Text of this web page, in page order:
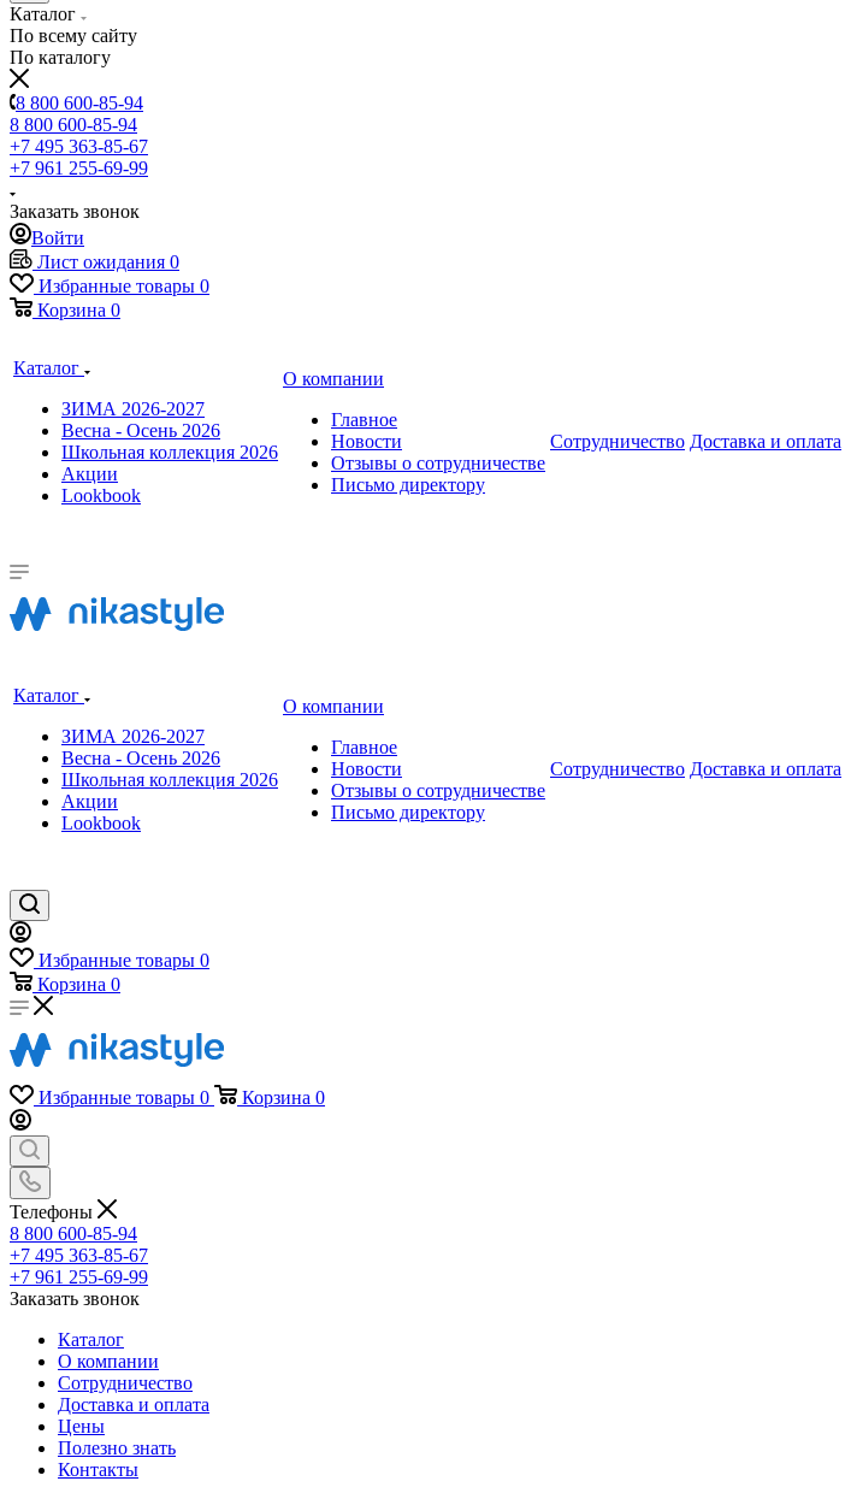
Каталог
По всему сайту
По каталогу
8 800 600-85-94
8 800 600-85-94
+7 495 363-85-67
+7 961 255-69-99
Заказать звонок
Войти
Лист ожидания 0
Избранные товары 0
Корзина 0
Каталог
ЗИМА 2026-2027
Весна - Осень 2026
Школьная коллекция 2026
Акции
Lookbook
О компании
Главное
Новости
Отзывы о сотрудничестве
Письмо директору
Сотрудничество Доставка и оплата
Каталог
ЗИМА 2026-2027
Весна - Осень 2026
Школьная коллекция 2026
Акции
Lookbook
О компании
Главное
Новости
Отзывы о сотрудничестве
Письмо директору
Сотрудничество Доставка и оплата
Избранные товары 0
Корзина 0
Избранные товары 0 Корзина 0
Телефоны
8 800 600-85-94
+7 495 363-85-67
+7 961 255-69-99
Заказать звонок
Каталог
О компании
Сотрудничество
Доставка и оплата
Цены
Полезно знать
Контакты